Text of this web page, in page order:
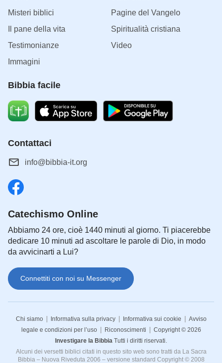
Misteri biblici
Pagine del Vangelo
Il pane della vita
Spiritualità cristiana
Testimonianze
Video
Immagini
Bibbia facile
Contattaci
info@bibbia-it.org
Catechismo Online
Abbiamo 24 ore, cioè 1440 minuti al giorno. Ti piacerebbe
dedicare 10 minuti ad ascoltare le parole di Dio, in modo
da avvicinarti a Lui?
Connettiti con noi su Messenger
Chi siamo Informativa sulla privacy Informativa sui cookie
Avviso
legale e condizioni per l’uso
Riconoscimenti
Copyright © 2026
Investigare la Bibbia Tutti i diritti riservati.
Alcuni dei versetti biblici citati in questo sito web sono tratti da La Sacra
Bibbia – Nuova Riveduta 2006 – versione standard Copyright © 2008